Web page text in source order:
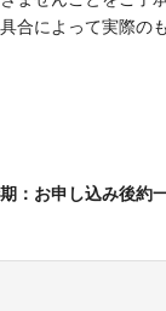
合によって実際の
：お申し込み後約